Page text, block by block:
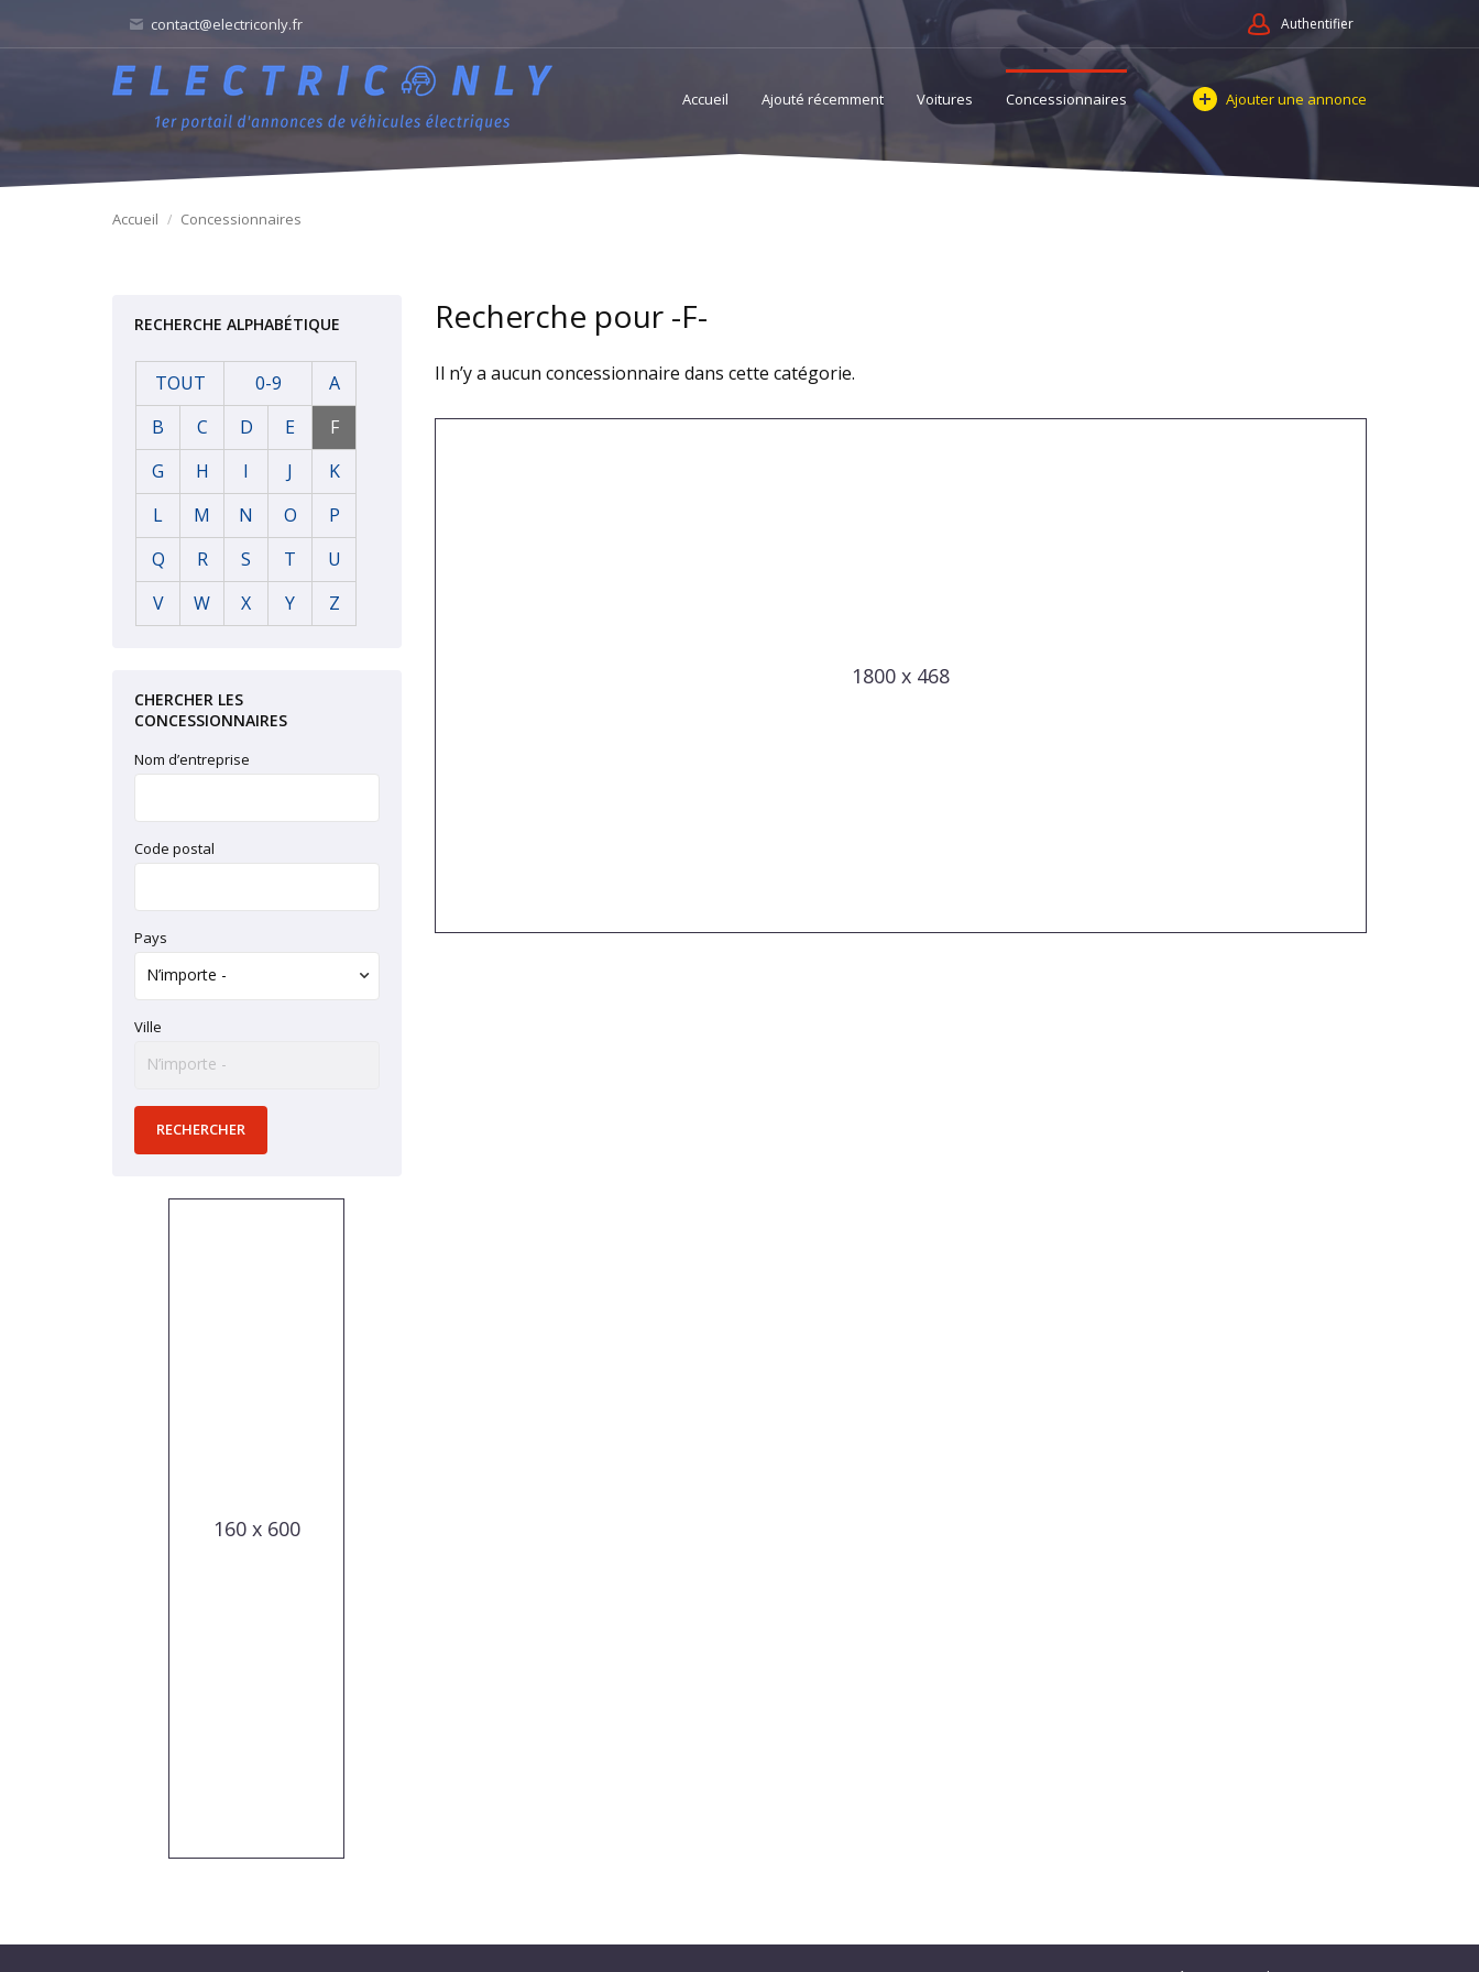
contact@electriconly.fr Authentifier
Accueil Ajouté récemment Voitures Concessionnaires
Accessoires Services Professionnels accessoires et services Comptes
Ajouter une annonce
Accueil Concessionnaires
RECHERCHE ALPHABÉTIQUE
TOUT 0-9
A
B
C D E
F
G
H I J
K
L
M N O
P
Q
R S T
U
V
W X Y Z
CHERCHER LES
CONCESSIONNAIRES
Nom d’entreprise
Code postal
Pays
Ville
160 x 600
Recherche pour -F-
Il n’y a aucun concessionnaire dans cette catégorie.
1800 x 468